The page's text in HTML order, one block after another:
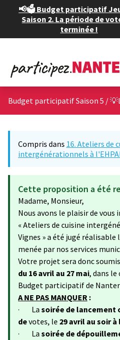
📢🗳️ Budget participatif
Saison 2. La période de
terminée !
Budget participatif Saison 5 /
Compris dans 16. Ateliers de
intergénérationnels à
Cette proposition a été
Madame, Monsieur,
Nous avons le plaisir de
« Ateliers de cuisine
Vignes » a été jugé réalisable
menée par nos services
Votre projet sera donc
du 16 avril au 27 mai, dans le
Budget participatif de
A NE PAS MANQUER :
· La soirée de lancement
devotes, le 29 avril au soir à
· La soirée de